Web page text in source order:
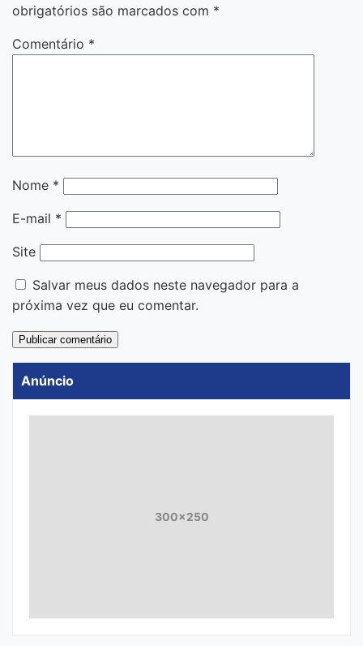
obrigatórios são marcados com *
Comentário *
Nome *
E-mail *
Site
Salvar meus dados neste navegador para a
próxima vez que eu comentar.
Anúncio
300x250